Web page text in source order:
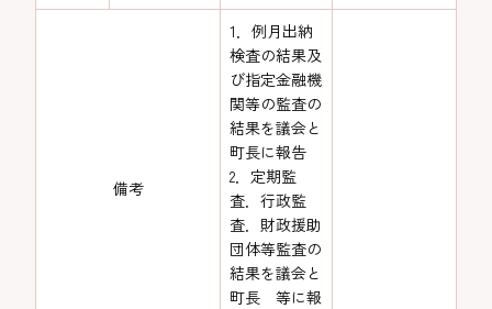
備考
1．例月出納
検査の結果及
び指定金融機
関等の監査の
結果を議会と
町長に報告
2．定期監
査．行政監
査．財政援助
団体等監査の
結果を議会と
町長 等に報